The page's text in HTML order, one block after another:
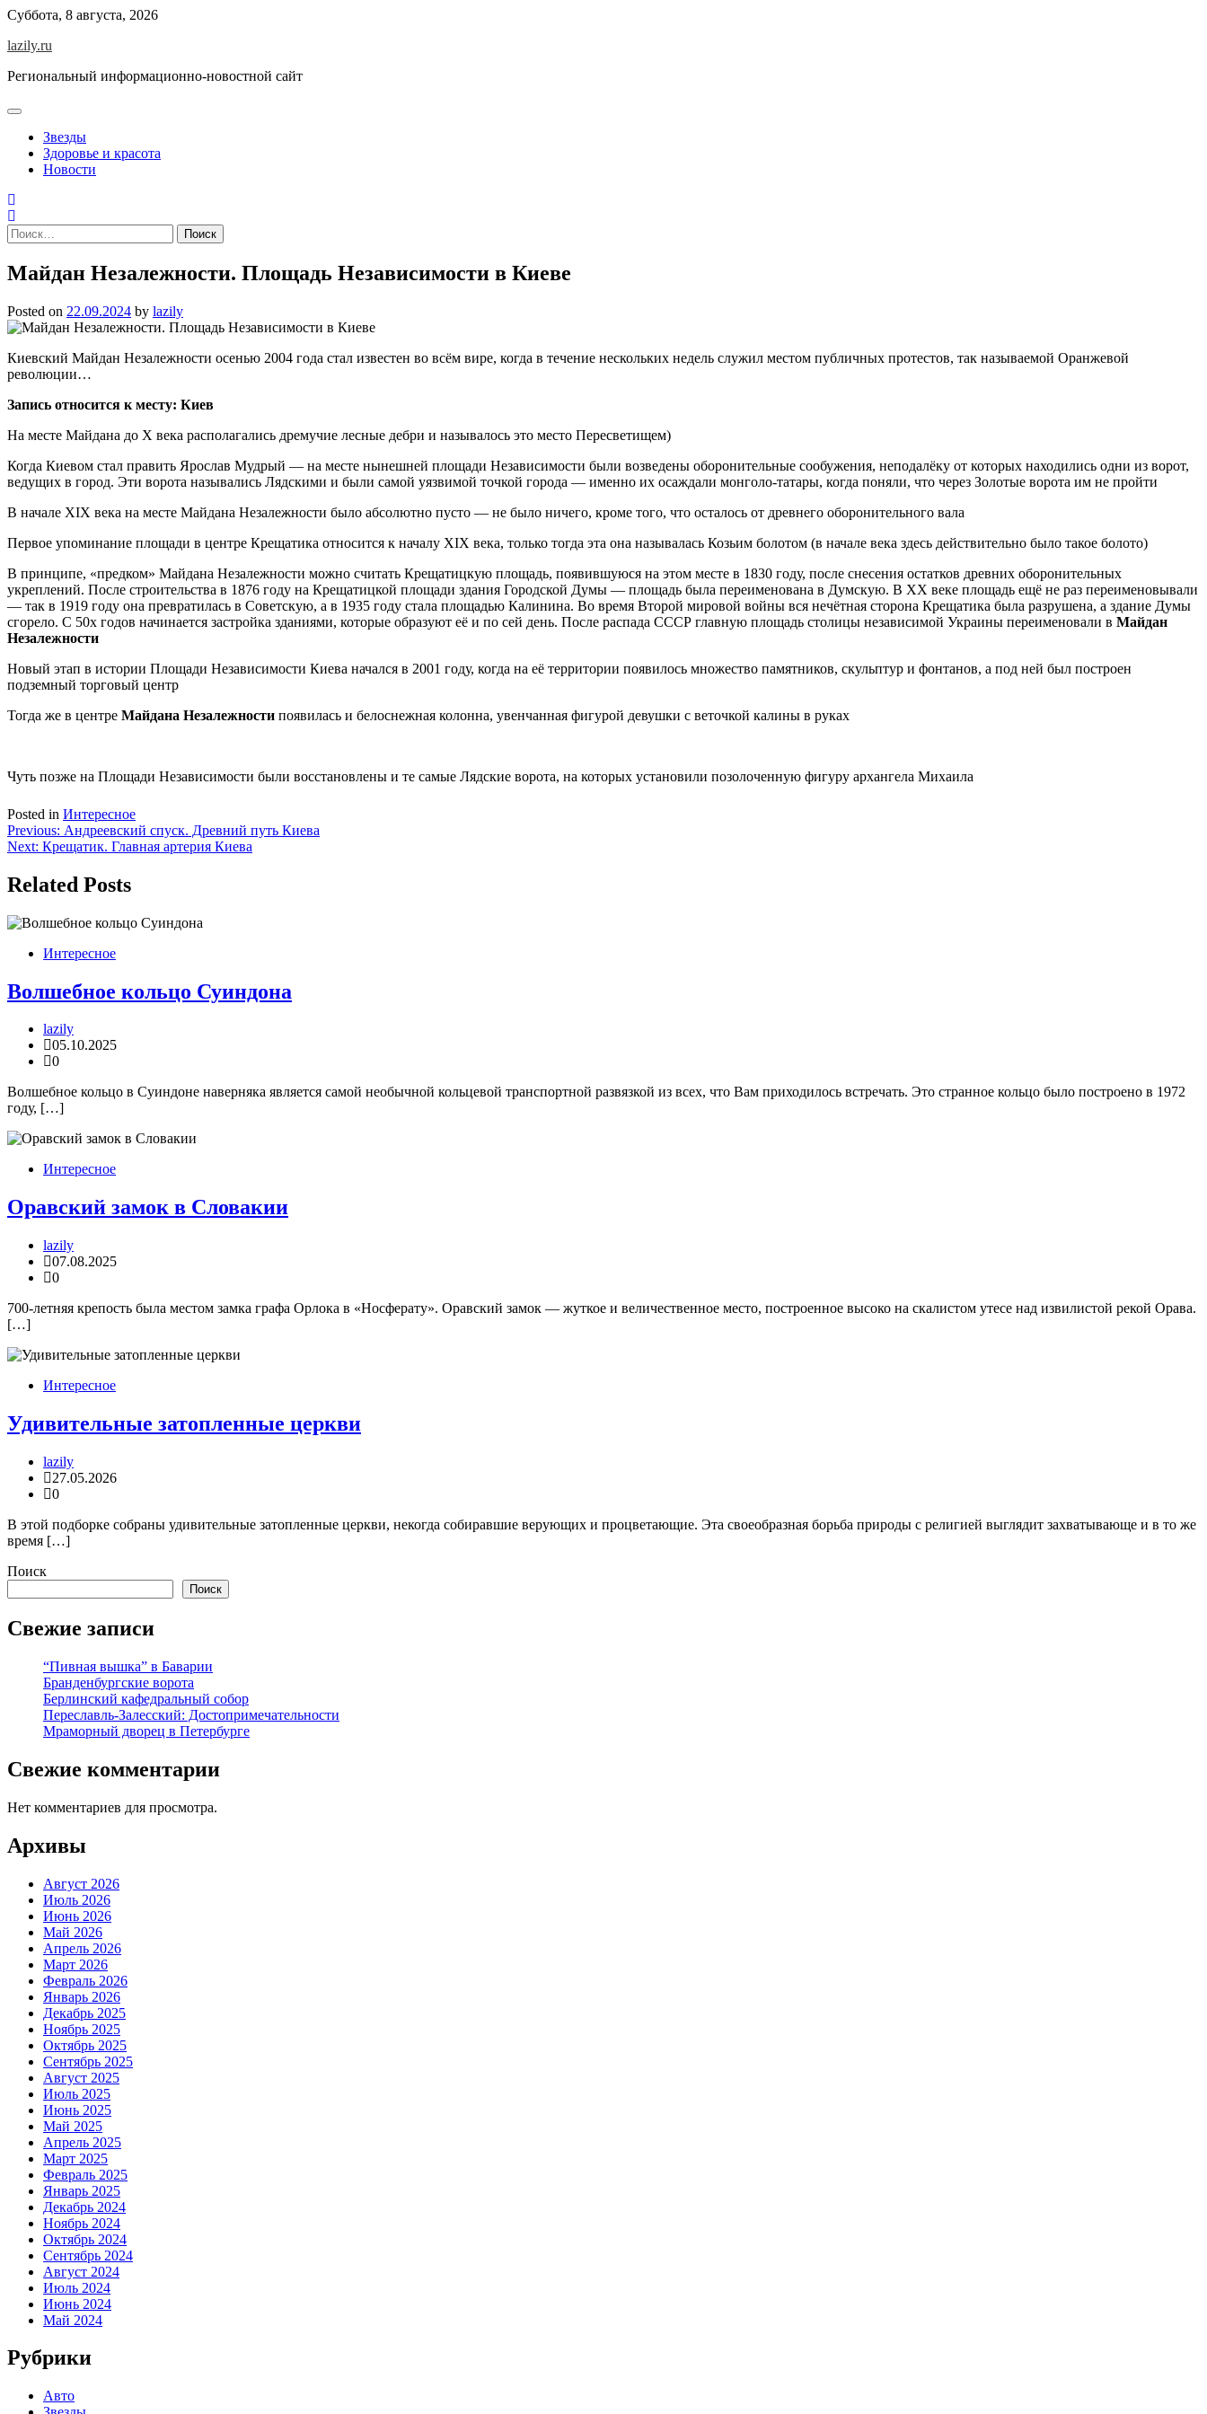
Skip
content
Суббота, 8 августа, 2026
lazily.ru
Региональный информационно-новостной сайт
Звезды
Здоровье и красота
Новости
Найти:
Майдан Незалежности. Площадь Независимости в Киеве
Posted on 22.09.2024 by lazily
Киевский Майдан Незалежности осенью 2004 года стал известен во всём вире, когда в течение нескольких недель служил местом публичных протестов, так называемой Оранжевой
революции…
Запись относится к месту: Киев
На месте Майдана до X века располагались дремучие лесные дебри и называлось это место Пересветищем)
Когда Киевом стал править Ярослав Мудрый — на месте нынешней площади Независимости были возведены оборонительные сообужения, неподалёку от которых находились одни из ворот,
ведущих в город. Эти ворота назывались Лядскими и были самой уязвимой точкой города — именно их осаждали монголо-татары, когда поняли, что через Золотые ворота им не пройти
В начале XIX века на месте Майдана Незалежности было абсолютно пусто — не было ничего, кроме того, что осталось от древнего оборонительного вала
Первое упоминание площади в центре Крещатика относится к началу XIX века, только тогда эта она называлась Козьим болотом (в начале века здесь действительно было такое болото)
В принципе, «предком» Майдана Незалежности можно считать Крещатицкую площадь, появившуюся на этом месте в 1830 году, после снесения остатков древних оборонительных
укреплений. После строительства в 1876 году на Крещатицкой площади здания Городской Думы — площадь была переименована в Думскую. В XX веке площадь ещё не раз переименовывали
— так в 1919 году она превратилась в Советскую, а в 1935 году стала площадью Калинина. Во время Второй мировой войны вся нечётная сторона Крещатика была разрушена, а здание Думы
сгорело. С 50х годов начинается застройка зданиями, которые образуют её и по сей день. После распада СССР главную площадь столицы независимой Украины переименовали в Майдан
Незалежности
Новый этап в истории Площади Независимости Киева начался в 2001 году, когда на её территории появилось множество памятников, скульптур и фонтанов, а под ней был построен
подземный торговый центр
Тогда же в центре Майдана Незалежности появилась и белоснежная колонна, увенчанная фигурой девушки с веточкой калины в руках
Чуть позже на Площади Независимости были восстановлены и те самые Лядские ворота, на которых установили позолоченную фигуру архангела Михаила
Posted in Интересное
Навигация
по
записям
Previous: Андреевский спуск. Древний путь Киева
Next: Крещатик. Главная артерия Киева
Related Posts
Интересное
Волшебное кольцо Суиндона
lazily
05.10.2025
0
Волшебное кольцо в Суиндоне наверняка является самой необычной кольцевой транспортной развязкой из всех, что Вам приходилось встречать. Это странное кольцо было построено в 1972
году, […]
Интересное
Оравский замок в Словакии
lazily
07.08.2025
0
700-летняя крепость была местом замка графа Орлока в «Носферату». Оравский замок — жуткое и величественное место, построенное высоко на скалистом утесе над извилистой рекой Орава.
[…]
Интересное
Удивительные затопленные церкви
lazily
27.05.2026
0
В этой подборке собраны удивительные затопленные церкви, некогда собиравшие верующих и процветающие. Эта своеобразная борьба природы с религией выглядит захватывающе и в то же
время […]
Поиск
Поиск
Свежие записи
“Пивная вышка” в Баварии
Бранденбургские ворота
Берлинский кафедральный собор
Переславль-Залесский: Достопримечательности
Мраморный дворец в Петербурге
Свежие комментарии
Нет комментариев для просмотра.
Архивы
Август 2026
Июль 2026
Июнь 2026
Май 2026
Апрель 2026
Март 2026
Февраль 2026
Январь 2026
Декабрь 2025
Ноябрь 2025
Октябрь 2025
Сентябрь 2025
Август 2025
Июль 2025
Июнь 2025
Май 2025
Апрель 2025
Март 2025
Февраль 2025
Январь 2025
Декабрь 2024
Ноябрь 2024
Октябрь 2024
Сентябрь 2024
Август 2024
Июль 2024
Июнь 2024
Май 2024
Рубрики
Авто